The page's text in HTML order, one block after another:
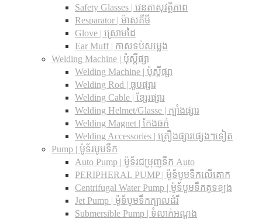
Safety Glasses | វេនតាសុវត្ថិភាព
Resparator | ម៉ាសគីមី
Glove | ស្រោមដៃ
Ear Muff | កាសទប់សម្លេង
Welding Machine | ប៉ុស្តិ៍ផ្សា
Welding Machine | ប៉ុស្តិ៍ផ្សា
Welding Rod | ធូបផ្សារ
Welding Cable | ខ្សែរផ្សារ
Welding Helmet/Glasse | ក្បាំងផ្សារ
Welding Magnet | កែងឆក់
Welding Accessories | គ្រឿងផ្សារផ្សេងៗទៀត
Pump | ម៉ូទ័របូមទឹក
Auto Pump | ម៉ូទ័រជម្រុញទឹក Auto
PERIPHERAL PUMP | ម៉ូទ័បូមទឹកលើគោក
Centrifugal Water Pump | ម៉ូទ័បូមទឹកគូទខ្យង
Jet Pump | ម៉ូទ័បូមទឹកក្បាលដំរី
Submersible Pump | ទំលាក់អណ្តូង